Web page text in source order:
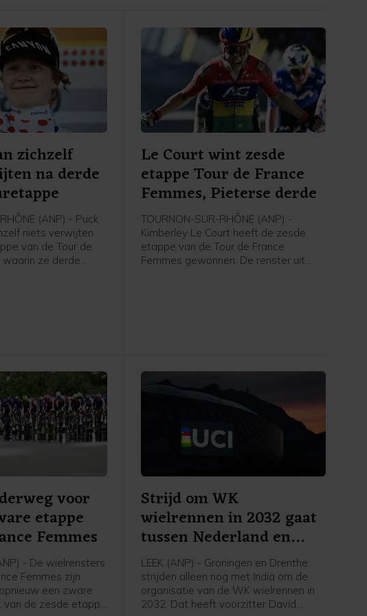
zichzelf
na derde
(ANP) - Puck
niets verwijten
van de Tour de
waarin ze derde
Le Court wint zesde
etappe Tour de France
Femmes, Pieterse derde
TOURNON-SUR-RHÔNE (ANP) -
Kimberley Le Court heeft de zesde
etappe van de Tour de France
Femmes gewonnen. De renster uit
voor
etappe
Femmes
- De wielrensters
Femmes zijn
een zware
de zesde etappe
Strijd om WK
wielrennen in 2032 gaat
tussen Nederland en
India
LEEK (ANP) - Groningen en Drenthe
strijden alleen nog met India om de
organisatie van de WK wielrennen in
2032. Dat heeft voorzitter David